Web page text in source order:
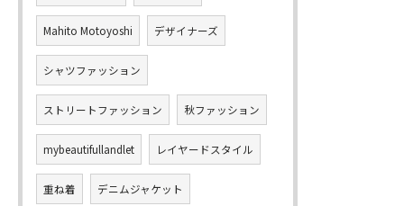
Mahito Motoyoshi デザイナーズ
シャツファッション
ストリートファッション 秋ファッション
mybeautifullandlet レイヤードスタイル
重ね着 デニムジャケット